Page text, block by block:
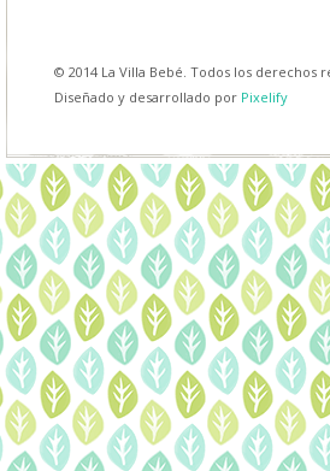
© 2014 La Villa Bebé. Todos los derechos
Diseñado y desarrollado por Pixelify